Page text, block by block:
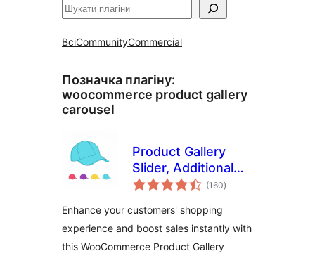
Пошук
ВсіCommunityCommercial
Позначка плагіну:
woocommerce product gallery
carousel
Product Gallery
Slider, Additional
Variation Images
(160загальний
рейтинг
)
Enhance your customers' shopping
experience and boost sales instantly with
this WooCommerce Product Gallery